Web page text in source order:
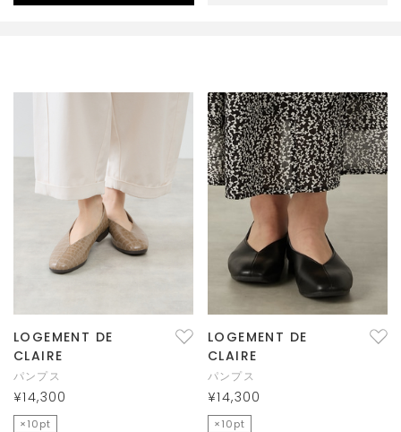
LOGEMENT DE
CLAIRE
パンプス
¥14,300
×10pt
LOGEMENT DE
CLAIRE
パンプス
¥14,300
×10pt